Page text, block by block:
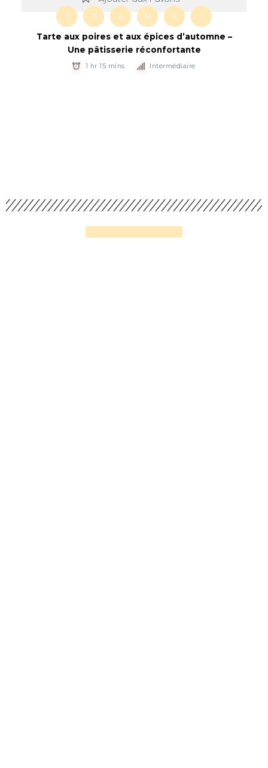
C D é M P T
Tarte aux poires et aux épices d’automne –
Une pâtisserie réconfortante
1 hr 15 mins Intermédiaire